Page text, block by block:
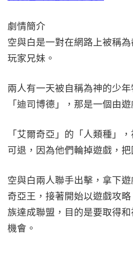
劇情簡介
空與白是一對在網路上被稱
玩家兄妹。
兩人有一天被自稱為神的少
「迪司博德」，那是一個由
「艾爾奇亞」的「人類種」
可退，因為他們輪掉遊戲，把
空與白兩人聯手出擊，拿下
奇亞王，接著開始以遊戲攻
族達成聯盟，目的是要取得
機會。